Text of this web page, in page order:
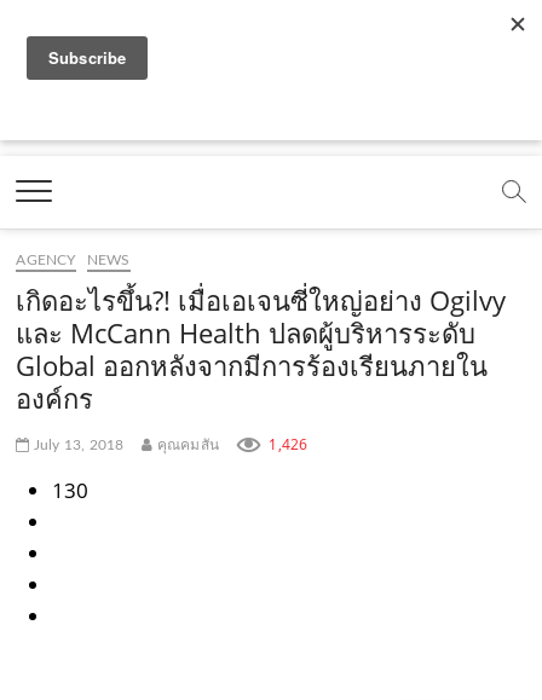
a
e
b
o
o
k
.
c
o
m
o
t
b
e
.
c
o
m
.
o
e
m
t
g
a
m
c
t
k
c
o
Marketing Oops!
DIGITAL | CREATIVE | ADVERTISING | CAMPAIGN |
AGENCY NEWS
เกิดอะไรขึ้น?! เมื่อเอเจนซี่ใหญ่อย่าง Ogilvy
และ McCann Health ปลดผู้บริหารระดับ
Global ออกหลังจากมีการร้องเรียนภายใน
องค์กร
July 13, 2018 คุณคมสัน 1,426
130